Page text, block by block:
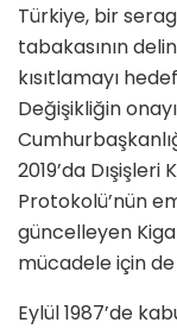
Türkiye, bir
tabakasının
kısıtlamayı
Değişikliğin
2019’da Dışişleri
Protokolü’nün
güncelleyen
mücadele için
Eylül 1987’de